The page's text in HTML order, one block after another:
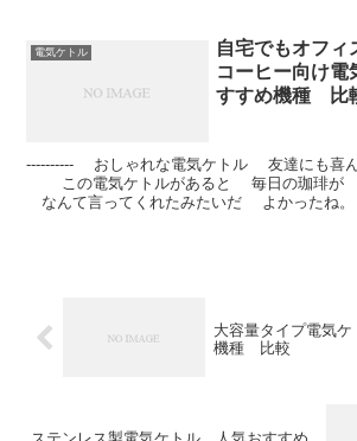
電気ケトル
自宅でもオフ
コーヒー向け
すすめ機種 比
---------- おしゃれな電気ケトル 友達にも喜んでもらえたようだ。
この電気ケトルがあると 毎日の珈琲が
大容量タイプ電気
機種 比較